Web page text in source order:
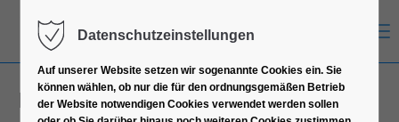
NAS Gehäuse
Datenschutzeinstellungen
Auf unserer Website setzen wir sogenannte Cookies ein. Sie
können wählen, ob nur die für den ordnungsgemäßen Betrieb
der Website notwendigen Cookies verwendet werden sollen